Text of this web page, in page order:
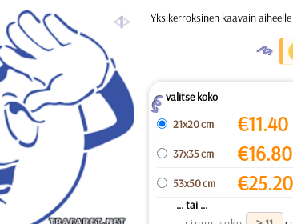
a Yksikerroksinen kaavain
O
Zvalitse koko
21x20 cm
€11.40
37x35 cm €16.80
53x50 cm €25.20
... tai ...